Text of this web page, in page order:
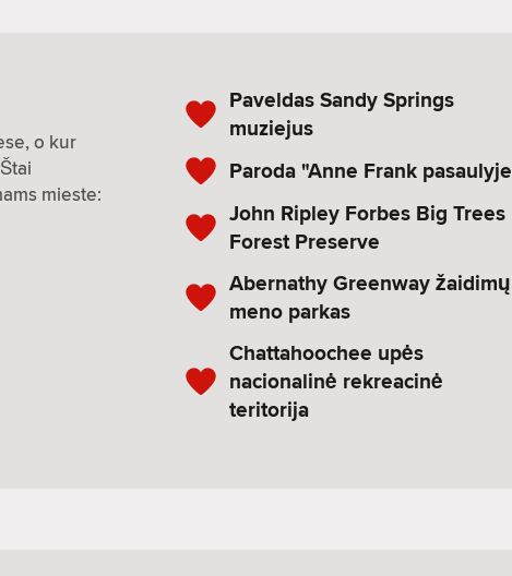
o kur
mieste:
Paveldas Sandy Springs
muziejus
Paroda "Anne Frank pasaulyje
John Ripley Forbes Big Trees
Forest Preserve
Abernathy Greenway žaidimų
meno parkas
Chattahoochee upės
nacionalinė rekreacinė
teritorija